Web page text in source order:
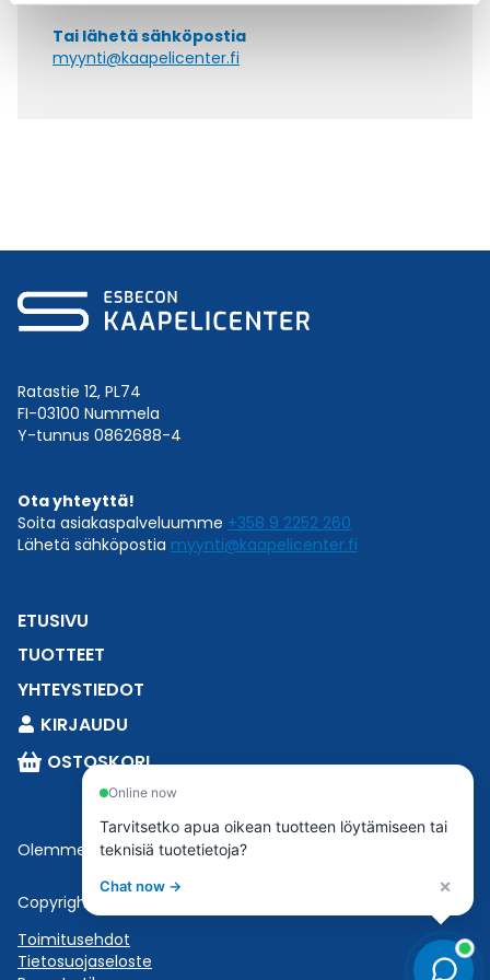
Tai lähetä sähköpostia
myynti@kaapelicenter.fi
Ratastie 12, PL74
FI-03100 Nummela
Y-tunnus 0862688-4
Ota yhteyttä!
Soita asiakaspalveluumme +358 9 2252 260
Lähetä sähköpostia myynti@kaapelicenter.fi
ETUSIVU
TUOTTEET
YHTEYSTIEDOT
KIRJAUDU
OSTOSKORI
Olemme osaEsbeconia.
Copyright © 2023 Esbecon | All Rights Reserved
Toimitusehdot
Tietosuojaseloste
Online now
Tarvitsetko apua oikean tuotteen löytämiseen tai
teknisiä tuotetietoja?
Chat now → ×